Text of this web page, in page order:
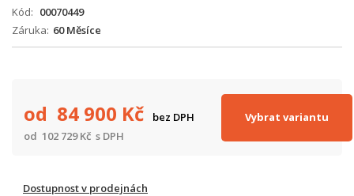
Kód
00070449
Záruka 60 Měsíce
od 84 900 Kč
bez DPH
od 102 729Kč s DPH
Vybrat variantu
Dostupnost v prodejnách